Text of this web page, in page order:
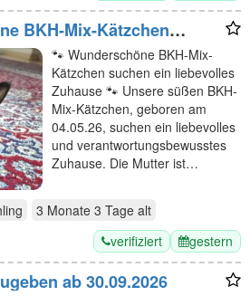
BKH-Mix-Kätzchen
Zuhause 🐾
🐾 Wunderschöne BKH-Mix-
Kätzchen suchen ein liebevolles
Zuhause 🐾 Unsere süßen BKH-
Mix-Kätzchen, geboren am
04.05.26, suchen ein liebevolles
und verantwortungsbewusstes
Zuhause. Die Mutter ist…
3 Monate 3 Tage alt
verifiziert gestern
ab 30.09.2026